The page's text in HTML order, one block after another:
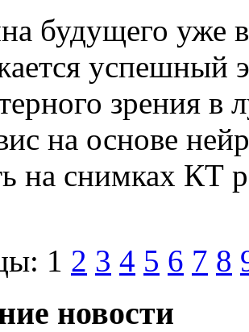
будущего уже
успешный
зрения в
на основе
на снимках КТ
1 2 3 4 5 6 7 8
новости